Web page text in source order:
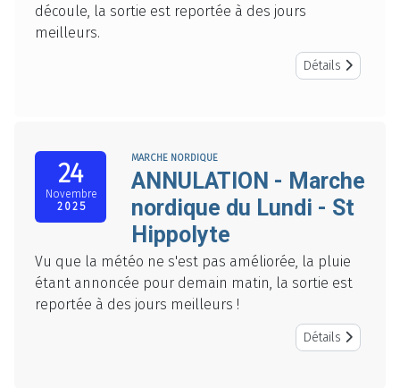
découle, la sortie est reportée à des jours
meilleurs.
Détails
24
Novembre
2025
MARCHE NORDIQUE
ANNULATION - Marche
nordique du Lundi - St
Hippolyte
Vu que la météo ne s'est pas améliorée, la pluie
étant annoncée pour demain matin, la sortie est
reportée à des jours meilleurs !
Détails